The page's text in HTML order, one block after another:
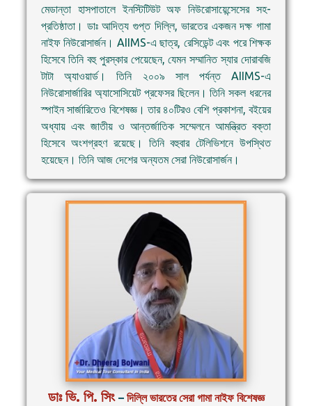
মেডান্তা হাসপাতালে ইনস্টিটিউট অফ নিউরোসায়েন্সেসের সহ-
প্রতিষ্ঠাতা। ডাঃ আদিত্য গুপ্ত দিল্লি, ভারতের একজন দক্ষ গামা
নাইফ নিউরোসার্জন। AIIMS-এ ছাত্র, রেসিডেন্ট এবং পরে শিক্ষক
হিসেবে তিনি বহু পুরস্কার পেয়েছেন, যেমন সম্মানিত স্যার দোরাবজি
টাটা অ্যাওয়ার্ড। তিনি ২০০৯ সাল পর্যন্ত AIIMS-এ
নিউরোসার্জারির অ্যাসোসিয়েট প্রফেসর ছিলেন। তিনি সকল ধরনের
স্পাইন সার্জারিতেও বিশেষজ্ঞ। তার ৪০টিরও বেশি প্রকাশনা, বইয়ের
অধ্যায় এবং জাতীয় ও আন্তর্জাতিক সম্মেলনে আমন্ত্রিত বক্তা
হিসেবে অংশগ্রহণ রয়েছে। তিনি বহুবার টেলিভিশনে উপস্থিত
হয়েছেন। তিনি আজ দেশের অন্যতম সেরা নিউরোসার্জন।
ডাঃ ভি. পি. সিং – দিল্লি ভারতের সেরা গামা নাইফ বিশেষজ্ঞ